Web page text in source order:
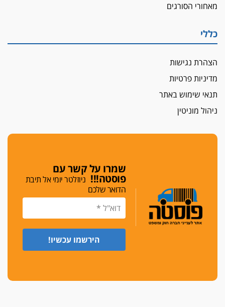
מאחורי הסורגים
כללי
הצהרת נגישות
מדיניות פרטיות
תנאי שימוש באתר
ניהול מוניטין
שמרו על קשר עם
פוסטה!!! ניוזלטר יומי אל תיבת
הדואר שלכם